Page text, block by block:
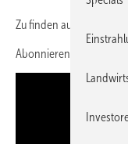
Zu finden auch auf
Abonnieren Sie